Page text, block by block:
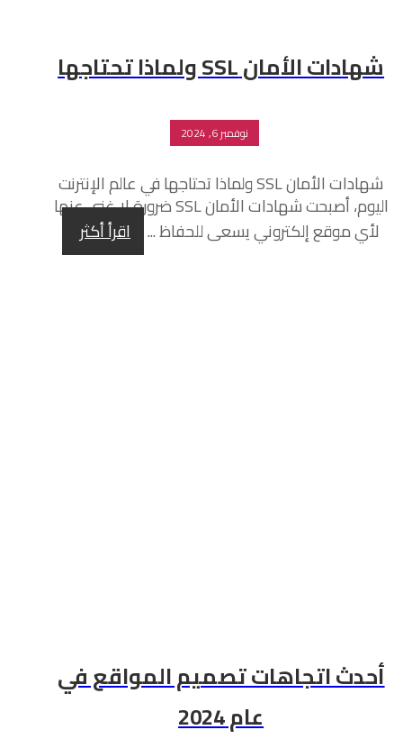
شهادات الأمان SSL ولماذا تحتاجها
نوفمبر 6, 2024
شهادات الأمان SSL ولماذا تحتاجها في عالم الإنترنت
اليوم، أصبحت شهادات الأمان SSL ضرورة لا غنى عنها
لأي موقع إلكتروني يسعى للحفاظ ... اقرأ أكثر
أحدث اتجاهات تصميم المواقع في
عام 2024